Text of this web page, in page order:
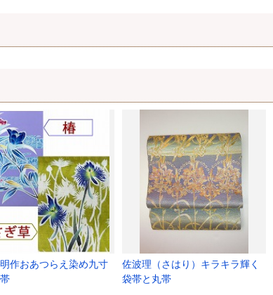
作おあつらえ染め九寸
佐波理（さはり）キラキラ輝く
袋帯と丸帯